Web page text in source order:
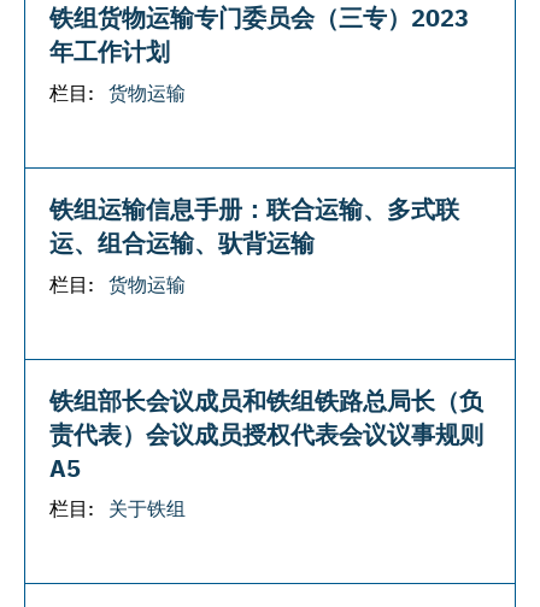
铁组货物运输专门委员会（三专）2023
年工作计划
栏目: 货物运输
铁组运输信息手册：联合运输、多式联
运、组合运输、驮背运输
栏目: 货物运输
铁组部长会议成员和铁组铁路总局长（负
责代表）会议成员授权代表会议议事规则
A5
栏目: 关于铁组